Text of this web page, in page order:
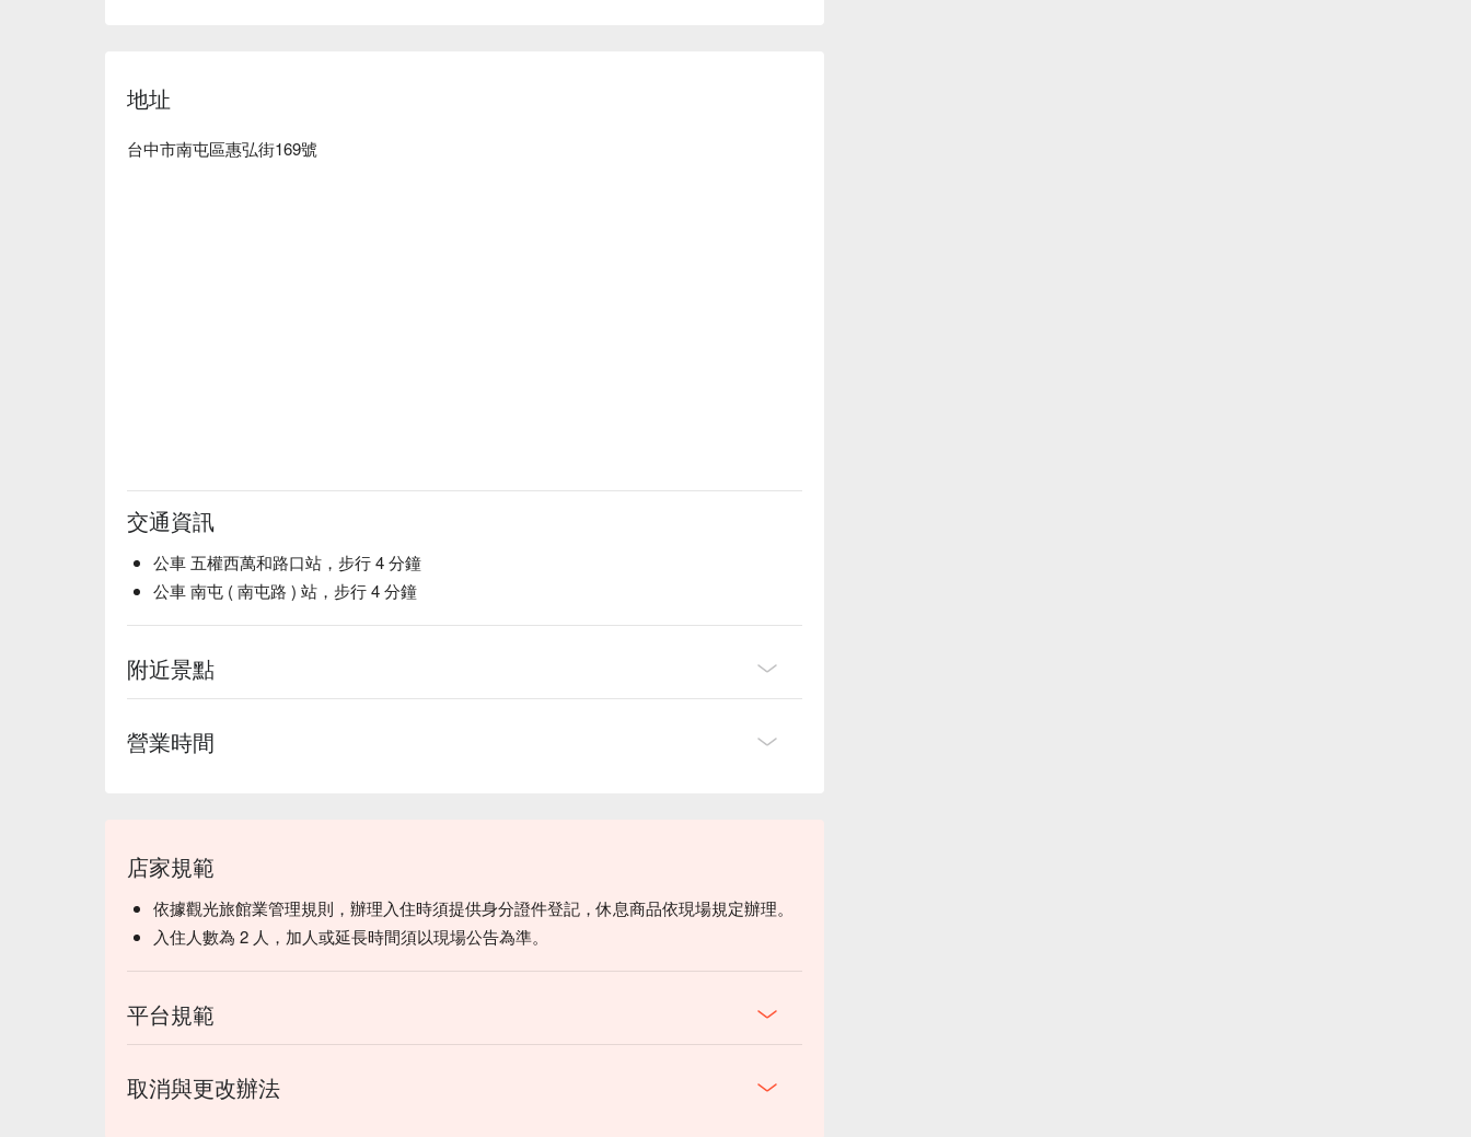
地址
台中市南屯區惠弘街169號
交通資訊
公車 五權西萬和路口站，步行 4 分鐘
公車 南屯 ( 南屯路 ) 站，步行 4 分鐘
附近景點
營業時間
店家規範
依據觀光旅館業管理規則，辦理入住時須提供身分證件登記，休息商品依現場規定辦理。
入住人數為 2 人，加人或延長時間須以現場公告為準。
平台規範
取消與更改辦法